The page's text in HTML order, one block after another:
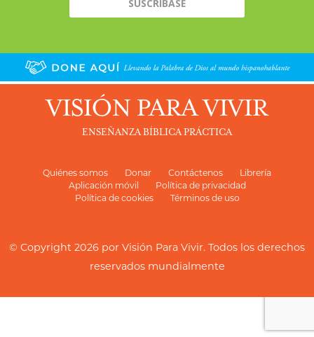
VISIÓN PARA VIVIR
ENSEÑANZA BÍBLICA PRÁCTICA
Quiénes somos Donar Contáctenos
Librería
Aplicación móvil
Política de privacidad
Política de cookies
Términos de uso
© Copyright 2026 por Visión Para Vivir. Todos los derechos
reservados mundialmente